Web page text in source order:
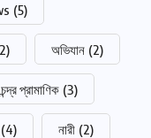
(5)
অভিযান (2)
প্রামাণিক (3)
(4) নারী (2)